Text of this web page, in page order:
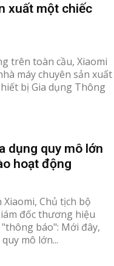
xuất một chiếc
trên toàn cầu, Xiaomi
máy chuyên sản xuất
bị Gia dụng Thông
dụng quy mô lớn
hoạt động
Chủ tịch bộ
đốc thương hiệu
báo": Mới đây,
mô lớn...